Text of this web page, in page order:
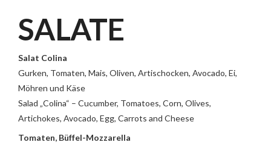
SALATE
Salat Colina
Gurken, Tomaten, Mais, Oliven, Artischocken, Avocado, Ei,
Möhren und Käse
Salad „Colina“ – Cucumber, Tomatoes, Corn, Olives,
Artichokes, Avocado, Egg, Carrots and Cheese
Tomaten, Büffel-Mozzarella